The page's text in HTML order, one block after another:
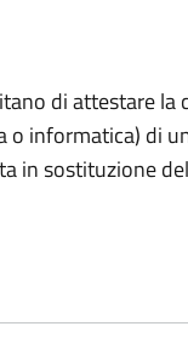
di attestare
o informatica) di
in sostituzione